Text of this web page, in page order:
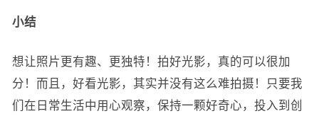
小结
想让照片更有趣、更独特！拍好光影，真的可以很加
分！而且，好看光影，其实并没有这么难拍摄！只要我
们在日常生活中用心观察，保持一颗好奇心，投入到创